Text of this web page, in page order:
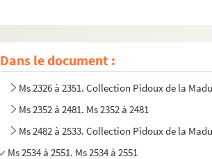
Dans le document :
Ms 1970 à 2046. Ms 1970 à 2046
Ms 2047 à 2078. Collection Edouard Droz
Ms 2079 à 2325. Ms 2079 à 2325
Ms 2326 à 2351. Collection Pidoux de la
Ms 2352 à 2481. Ms 2352 à 2481
Ms 2482 à 2533. Collection Pidoux de la
Ms 2534 à 2551. Ms 2534 à 2551